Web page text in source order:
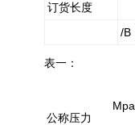
订货长度
/B
表一：
公称压力
Mpa